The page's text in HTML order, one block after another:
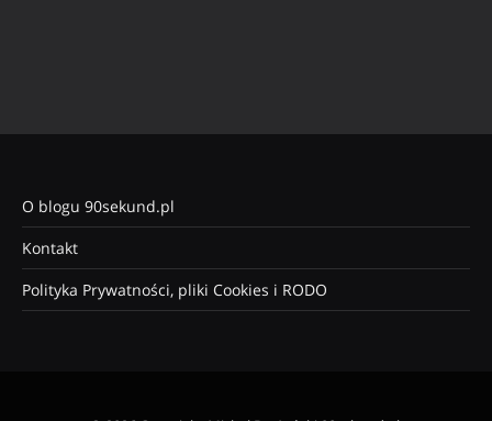
O blogu 90sekund.pl
Kontakt
Polityka Prywatności, pliki Cookies i RODO